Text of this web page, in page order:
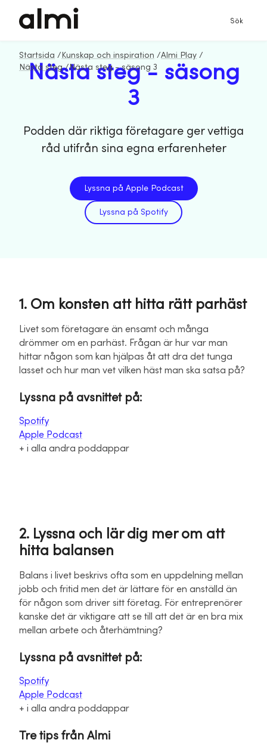
Sök
Startsida / Kunskap och inspiration /Almi Play /
Nästa steg /Nästa steg - säsong 3
Nästa steg - säsong
3
Podden där riktiga företagare ger vettiga
råd utifrån sina egna erfarenheter
Lyssna på Apple Podcast
Lyssna på Spotify
1. Om konsten att hitta rätt parhäst
Livet som företagare än ensamt och många
drömmer om en parhäst. Frågan är hur var man
hittar någon som kan hjälpas åt att dra det tunga
lasset och hur man vet vilken häst man ska satsa på?
Lyssna på avsnittet på:
Spotify
Apple Podcast
+ i alla andra poddappar
2. Lyssna och lär dig mer om att
hitta balansen
Balans i livet beskrivs ofta som en uppdelning mellan
jobb och fritid men det är lättare för en anställd än
för någon som driver sitt företag. För entreprenörer
kanske det är viktigare att se till att det är en bra mix
mellan arbete och återhämtning?
Lyssna på avsnittet på:
Spotify
Apple Podcast
+ i alla andra poddappar
Tre tips från Almi